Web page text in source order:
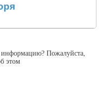
Пожалуйста,
этом